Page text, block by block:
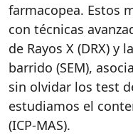
farmacopea. Estos
con técnicas
de Rayos X (DRX)
barrido (SEM),
sin olvidar los test
estudiamos el
(ICP-MAS).